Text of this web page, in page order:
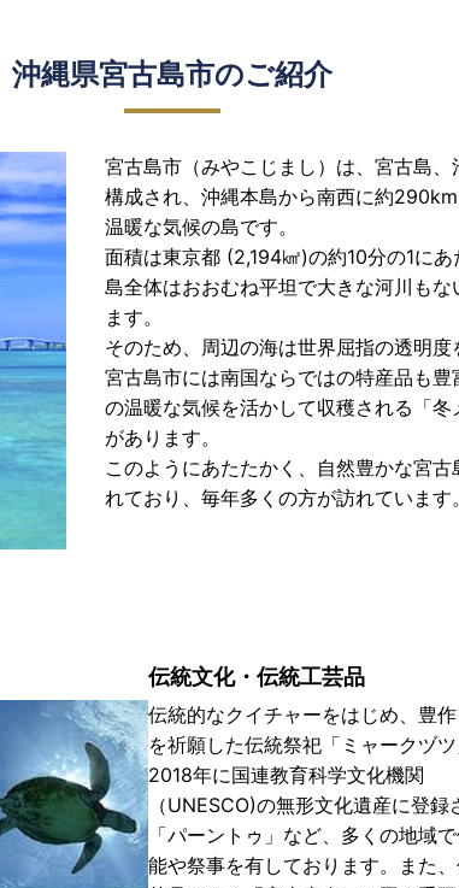
沖縄県宮古島市のご紹介
宮古島市（みやこじまし）は、宮古島
構成され、沖縄本島から南西に約
温暖な気候の島です。
面積は東京都 (2,194㎢)の約10分の1に
島全体はおおむね平坦で大きな河川も
ます。
そのため、周辺の海は世界屈指の透明度
宮古島市には南国ならではの特産品も
の温暖な気候を活かして収穫される「
があります。
このようにあたたかく、自然豊かな宮
れており、毎年多くの方が訪れています。
伝統文化・伝統工芸品
伝統的なクイチャーをはじめ、豊
を祈願した伝統祭祀「ミャークヅツ
2018年に国連教育科学文化機関
（UNESCO)の無形文化遺産に登録
「パーントゥ」など、多くの地域
能や祭事を有しております。また